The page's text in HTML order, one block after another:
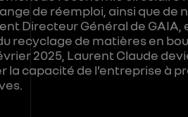
de réemploi, ainsi que de
Directeur Général de
recyclage de matières en
2025, Laurent Claude
la capacité de l’entreprise à